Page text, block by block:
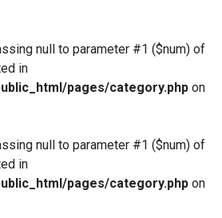
null to parameter #1 ($num) of
in
pages/category.php on
null to parameter #1 ($num) of
in
pages/category.php on